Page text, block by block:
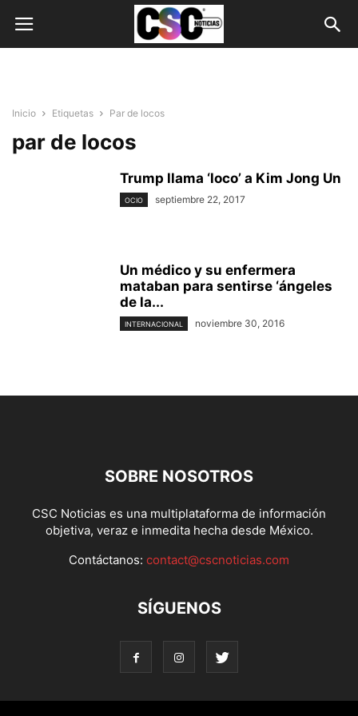
Inicio Etiquetas Par de locos
par de locos
Trump llama ‘loco’ a Kim Jong Un
OCIO septiembre 22, 2017
Un médico y su enfermera
mataban para sentirse ‘ángeles
de la...
INTERNACIONAL noviembre 30, 2016
SOBRE NOSOTROS
CSC Noticias es una multiplataforma de información
objetiva, veraz e inmedita hecha desde México.
Contáctanos: contact@cscnoticias.com
SÍGUENOS